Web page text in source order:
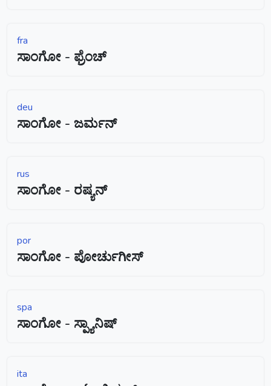
fra
ಸಾಂಗೋ - ಫ್ರೆಂಚ್
deu
ಸಾಂಗೋ - ಜರ್ಮನ್
rus
ಸಾಂಗೋ - ರಷ್ಯನ್
por
ಸಾಂಗೋ - ಪೋರ್ಚುಗೀಸ್
spa
ಸಾಂಗೋ - ಸ್ಪ್ಯಾನಿಷ್
ita